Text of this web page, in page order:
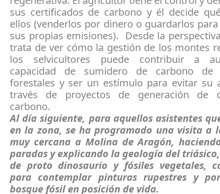
sus certificados de carbono y él decide
ellos (venderlos por dinero o guardarlos
sus propias emisiones). Desde la
trata de ver cómo la gestión de los montes
los selvicultores puede contribuir a
capacidad de sumidero de carbono de
forestales y ser un estímulo para evitar su
través de proyectos de generación de
carbono.
Al día siguiente, para aquellos asistentes
en la zona, se ha programado una visita a
muy cercana a Molina de Aragón,
paradas y explicando la geología del
de proto dinosaurio y fósiles vegetales,
para contemplar pinturas rupestres y
bosque fósil en posición de vida.